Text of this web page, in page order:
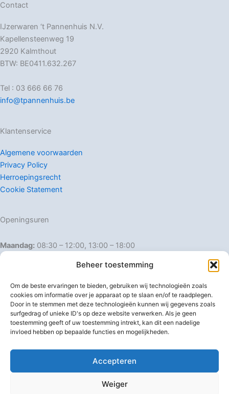
Beheer toestemming
Om de beste ervaringen te bieden, gebruiken wij technologieën zoals
cookies om informatie over je apparaat op te slaan en/of te raadplegen.
Door in te stemmen met deze technologieën kunnen wij gegevens zoals
surfgedrag of unieke ID's op deze website verwerken. Als je geen
toestemming geeft of uw toestemming intrekt, kan dit een nadelige
invloed hebben op bepaalde functies en mogelijkheden.
Accepteren
Weiger
Contact
IJzerwaren ‘t Pannenhuis N.V.
Kapellensteenweg 19
2920 Kalmthout
BTW: BE0411.632.267
Tel : 03 666 66 76
info@tpannenhuis.be
Klantenservice
Algemene voorwaarden
Privacy Policy
Herroepingsrecht
Cookie Statement
Openingsuren
Maandag: 08:30 – 12:00, 13:00 – 18:00
Dinsdag:
08:30 – 12:00, 13:00 – 18:00
Donderdag: 08:30 – 12:00, 13:00 – 18:00
Vrijdag: 08:30 – 12:00, 13:00 – 18:00
Zaterdag: 08:30 – 16:00
Zondag: Gesloten